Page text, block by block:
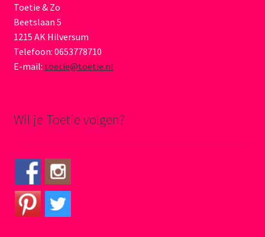
Toetie & Zo
Beetslaan 5
1215 AK Hilversum
Telefoon: 0653778710
E-mail: toetie@toetie.nl
Wil je Toetie volgen?